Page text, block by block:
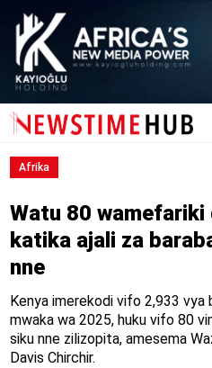
Afrika
Watu 80 wamefariki
katika ajali za
nne
Kenya imerekodi vifo 2,933 vya
mwaka wa 2025, huku vifo 80
siku nne zilizopita, amesema
Davis Chirchir.